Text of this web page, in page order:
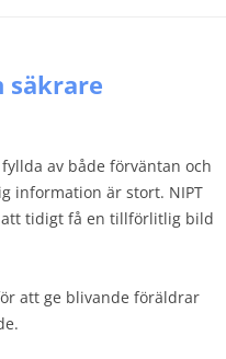
säkrare
av både förväntan och
information är stort. NIPT
att tidigt få en tillförlitlig bild
att ge blivande föräldrar